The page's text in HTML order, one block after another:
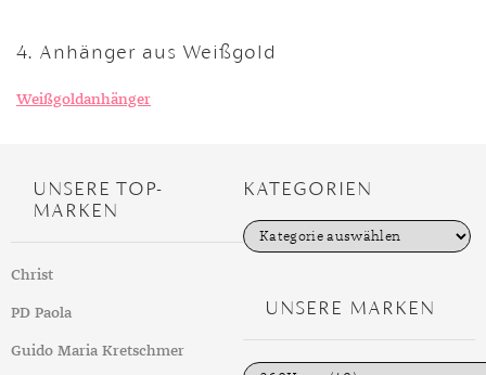
4. Anhänger aus Weißgold
Weißgoldanhänger
UNSERE TOP-
MARKEN
Christ
PD Paola
Guido Maria Kretschmer
KATEGORIEN
K
a
e
UNSERE MARKEN